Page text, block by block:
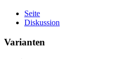
Seite
Diskussion
Varianten